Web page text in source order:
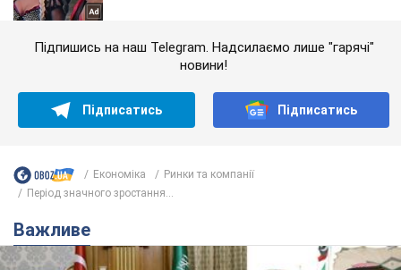
Підпишись на наш Telegram. Надсилаємо лише "гарячі"
новини!
Підписатись Підписатись
Економіка
Ринки та компанії
Період значного зростання...
Важливе